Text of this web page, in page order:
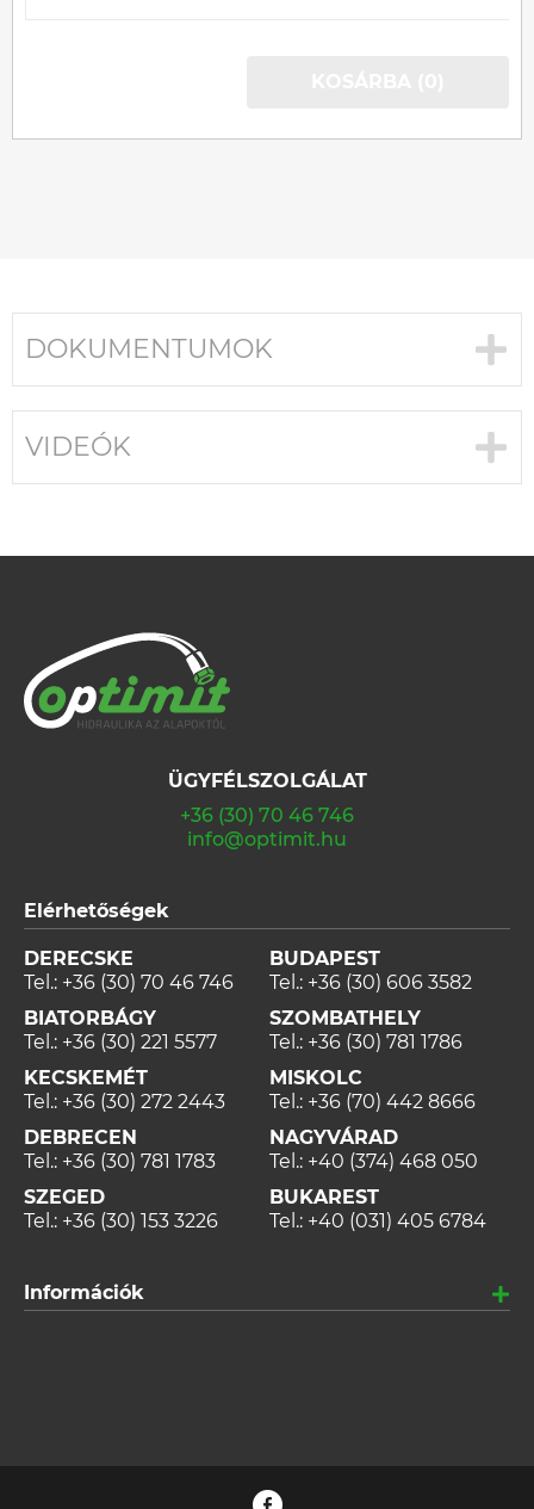
DOKUMENTUMOK
VIDEÓK
ÜGYFÉLSZOLGÁLAT
+36 (30) 70 46 746
info@optimit.hu
Elérhetőségek
DERECSKE
Tel.: +36 (30) 70 46 746
BIATORBÁGY
Tel.: +36 (30) 221 5577
KECSKEMÉT
Tel.: +36 (30) 272 2443
DEBRECEN
Tel.: +36 (30) 781 1783
SZEGED
Tel.: +36 (30) 153 3226
BUDAPEST
Tel.: +36 (30) 606 3582
SZOMBATHELY
Tel.: +36 (30) 781 1786
MISKOLC
Tel.: +36 (70) 442 8666
NAGYVÁRAD
Tel.: +40 (374) 468 050
BUKAREST
Tel.: +40 (031) 405 6784
Információk